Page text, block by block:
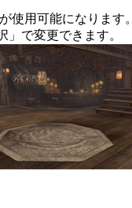
使用可能になります。
」で変更できます。